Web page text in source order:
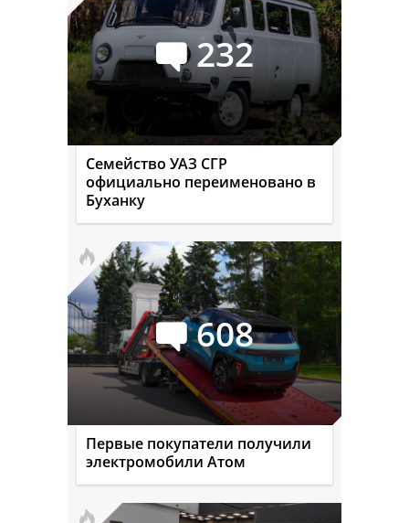
232
Семейство УАЗ СГР
официально переименовано в
Буханку
608
Первые покупатели получили
электромобили Атом